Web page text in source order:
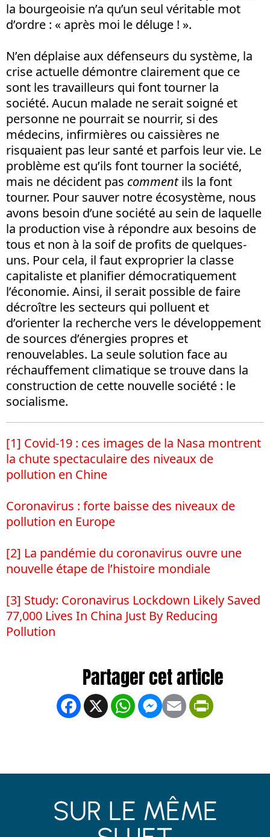
la bourgeoisie n’a qu’un seul véritable mot
d’ordre : « après moi le déluge ! ».
N’en déplaise aux défenseurs du système, la
crise actuelle démontre clairement que ce
sont les travailleurs qui font tourner la
société. Aucun malade ne serait soigné et
personne ne pourrait se nourrir, si des
médecins, infirmières ou caissières ne
risquaient pas leur santé et parfois leur vie. Le
problème est qu’ils font tourner la société,
mais ne décident pas commentils la font
tourner. Pour sauver notre écosystème, nous
avons besoin d’une société au sein de laquelle
la production vise à répondre aux besoins de
tous et non à la soif de profits de quelques-
uns. Pour cela, il faut exproprier la classe
capitaliste et planifier démocratiquement
l’économie. Ainsi, il serait possible de faire
décroître les secteurs qui polluent et
d’orienter la recherche vers le développement
de sources d’énergies propres et
renouvelables. La seule solution face au
réchauffement climatique se trouve dans la
construction de cette nouvelle société : le
socialisme.
[1] Covid-19 : ces images de la Nasa montrent
la chute spectaculaire des niveaux de
pollution en Chine
Coronavirus : forte baisse des niveaux de
pollution en Europe
[2] La pandémie du coronavirus ouvre une
nouvelle étape de l’histoire mondiale
[3] Study: Coronavirus Lockdown Likely Saved
77,000 Lives In China Just By Reducing
Pollution
Facebook
X WhatsApp
Messenger
Email
SUR LE MÊME